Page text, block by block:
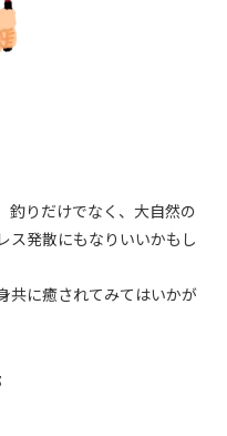
りだけでなく、大自然の
ス発散にもなりいいかもし
共に癒されてみてはいかが